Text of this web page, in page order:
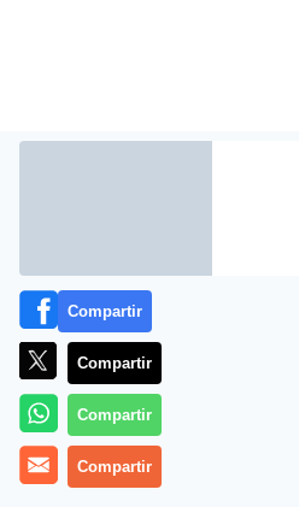
Más información
Compartir
Compartir
Compartir
Compartir